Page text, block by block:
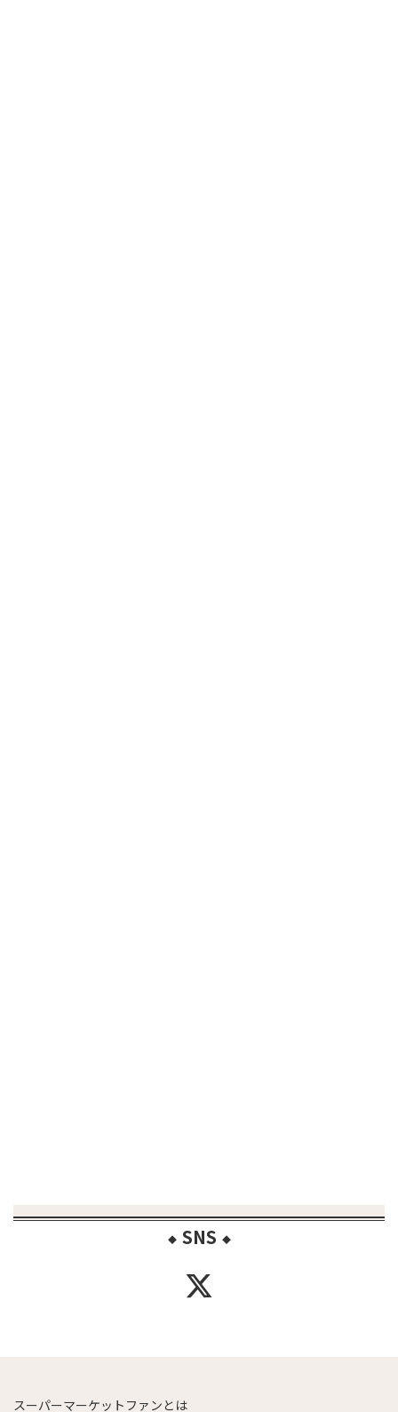
◆ SNS ◆
スーパーマーケットファンとは